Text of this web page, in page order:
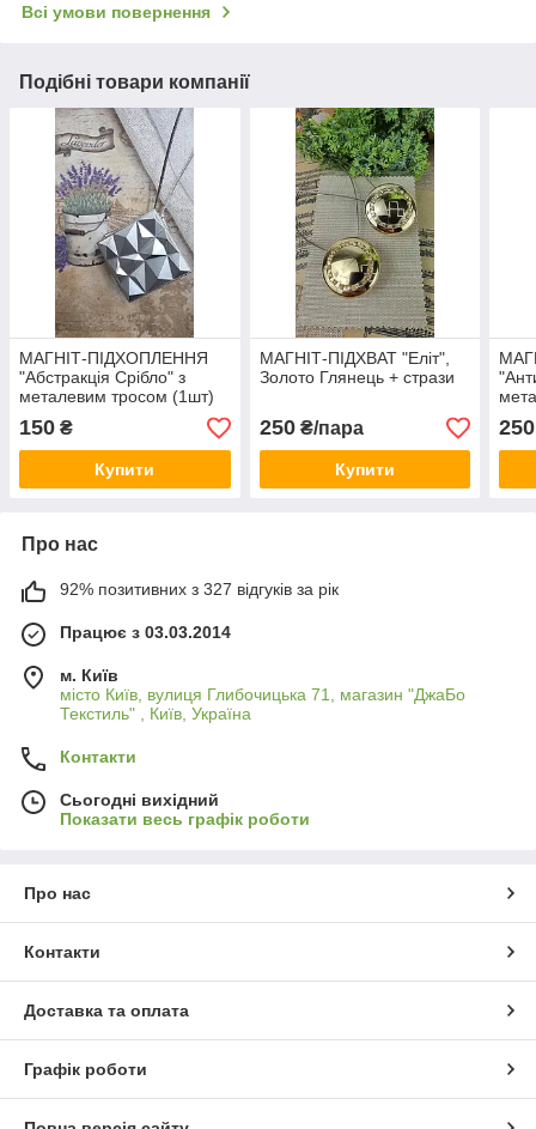
Всі умови повернення
Подібні товари компанії
МАГНІТ-ПІДХОПЛЕННЯ
"Абстракція Срібло" з
металевим тросом (1шт)
150 ₴
Купити
МАГНІТ-ПІДХВАТ "Еліт",
Золото Глянець + стрази
250₴/пара
Купити
250
Про нас
92% позитивних з 327 відгуків за рік
Працює з 03.03.2014
м. Київ
місто Київ, вулиця Глибочицька 71, магазин "ДжаБо
Текстиль" , Київ, Україна
Контакти
Сьогодні вихідний
Показати весь графік роботи
Про нас
Контакти
Доставка та оплата
Графік роботи